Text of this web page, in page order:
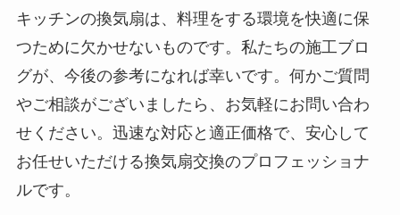
キッチンの換気扇は、料理をする環境を快適に保
つために欠かせないものです。私たちの施工ブロ
グが、今後の参考になれば幸いです。何かご質問
やご相談がございましたら、お気軽にお問い合わ
せください。迅速な対応と適正価格で、安心して
お任せいただける換気扇交換のプロフェッショナ
ルです。